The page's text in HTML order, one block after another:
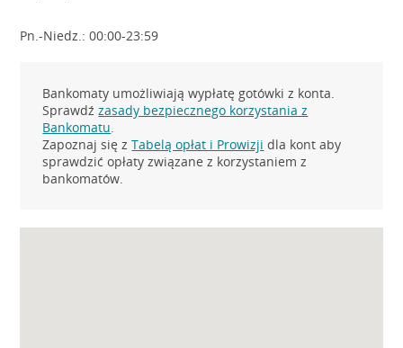
Pn.-Niedz.: 00:00-23:59
Bankomaty umożliwiają wypłatę gotówki z konta.
Sprawdźzasady bezpiecznego korzystania z
Bankomatu.
Zapoznaj się zTabelą opłat i Prowizji dla kont aby
sprawdzić opłaty związane z korzystaniem z
bankomatów.